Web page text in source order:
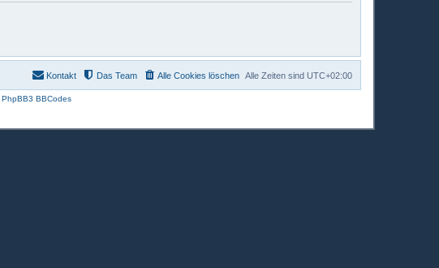
Alle Zeiten sind UTC+02:00
Alle Cookies löschen
Das Team
Kontakt
PhpBB3 BBCodes